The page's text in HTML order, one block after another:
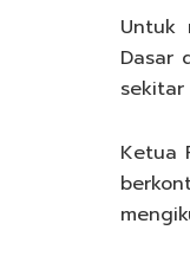
Untuk
Dasar
sekitar
Ketua